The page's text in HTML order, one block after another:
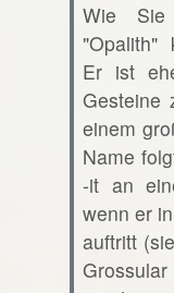
Wie Sie
"Opalith"
Er ist
Gesteine
einem
Name
-it an
wenn er
auftritt